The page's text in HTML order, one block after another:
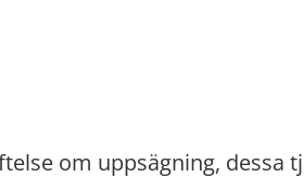
om uppsägning, dessa